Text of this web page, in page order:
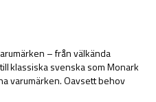
– från välkända
klassiska svenska som Monark
varumärken. Oavsett behov